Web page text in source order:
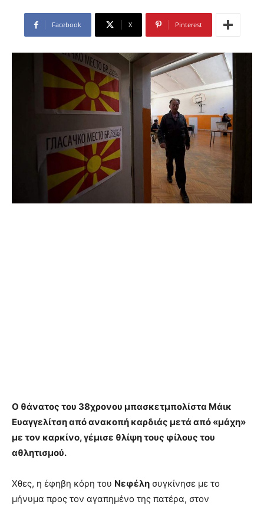
Facebook X Pinterest
Ο θάνατος του 38χρονου μπασκετμπολίστα Μάικ
Ευαγγελίτση από ανακοπή καρδιάς μετά από «μάχη»
με τον καρκίνο, γέμισε θλίψη τους φίλους του
αθλητισμού.
Χθες, η έφηβη κόρη του Νεφέλη συγκίνησε με το
μήνυμα προς τον αγαπημένο της πατέρα, στον